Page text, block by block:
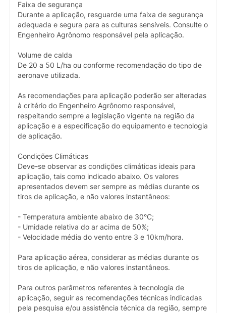
Faixa de segurança
Durante a aplicação, resguarde uma faixa de segurança
adequada e segura para as culturas sensíveis. Consulte o
Engenheiro Agrônomo responsável pela aplicação.
Volume de calda
De 20 a 50 L/ha ou conforme recomendação do tipo de
aeronave utilizada.
As recomendações para aplicação poderão ser alteradas
à critério do Engenheiro Agrônomo responsável,
respeitando sempre a legislação vigente na região da
aplicação e a especificação do equipamento e tecnologia
de aplicação.
Condições Climáticas
Deve-se observar as condições climáticas ideais para
aplicação, tais como indicado abaixo. Os valores
apresentados devem ser sempre as médias durante os
tiros de aplicação, e não valores instantâneos:
- Temperatura ambiente abaixo de 30°C;
- Umidade relativa do ar acima de 50%;
- Velocidade média do vento entre 3 e 10km/hora.
Para aplicação aérea, considerar as médias durante os
tiros de aplicação, e não valores instantâneos.
Para outros parâmetros referentes à tecnologia de
aplicação, seguir as recomendações técnicas indicadas
pela pesquisa e/ou assistência técnica da região, sempre